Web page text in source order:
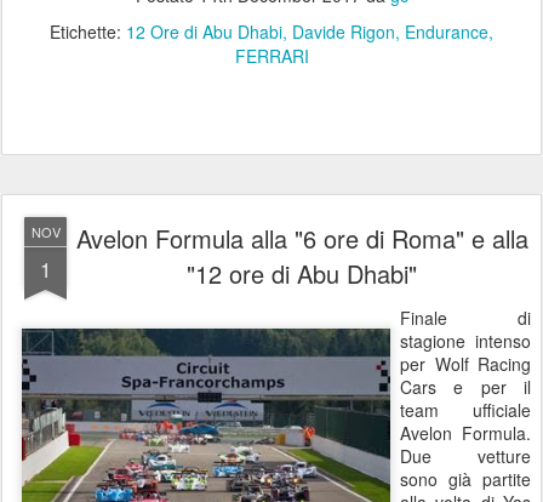
Etichette: 12 Ore di Abu Dhabi Davide Rigon Endurance
FERRARI
NOV
1
Avelon Formula alla "6 ore di Roma" e alla
"12 ore di Abu Dhabi"
Finale di
stagione intenso
per Wolf Racing
Cars e per il
team ufficiale
Avelon Formula.
Due vetture
sono già partite